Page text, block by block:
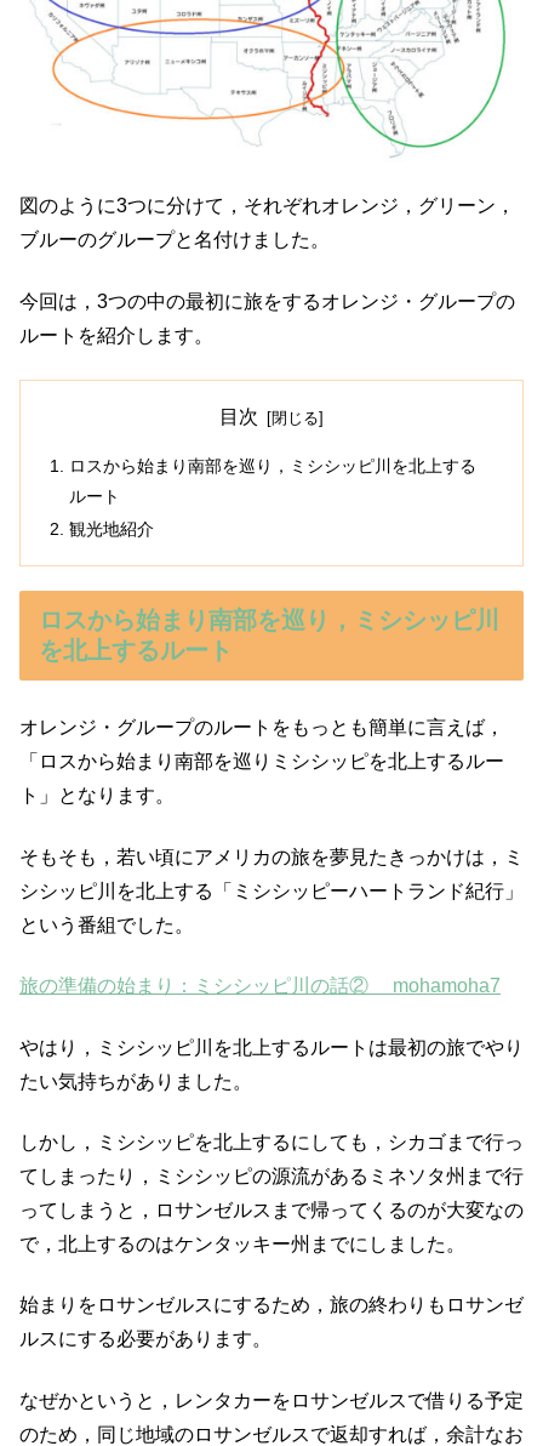
図のように3つに分けて，それぞれオレンジ，グリーン，
ブルーのグループと名付けました。
今回は，3つの中の最初に旅をするオレンジ・グループの
ルートを紹介します。
目次
ロスから始まり南部を巡り，ミシシッピ川を北上する
ルート
観光地紹介
ロスから始まり南部を巡り，ミシシッピ川
を北上するルート
オレンジ・グループのルートをもっとも簡単に言えば，
「ロスから始まり南部を巡りミシシッピを北上するルー
ト」となります。
そもそも，若い頃にアメリカの旅を夢見たきっかけは，ミ
シシッピ川を北上する「ミシシッピーハートランド紀行」
という番組でした。
旅の準備の始まり：ミシシッピ川の話② mohamoha7
やはり，ミシシッピ川を北上するルートは最初の旅でやり
たい気持ちがありました。
しかし，ミシシッピを北上するにしても，シカゴまで行っ
てしまったり，ミシシッピの源流があるミネソタ州まで行
ってしまうと，ロサンゼルスまで帰ってくるのが大変なの
で，北上するのはケンタッキー州までにしました。
始まりをロサンゼルスにするため，旅の終わりもロサンゼ
ルスにする必要があります。
なぜかというと，レンタカーをロサンゼルスで借りる予定
のため，同じ地域のロサンゼルスで返却すれば，余計なお